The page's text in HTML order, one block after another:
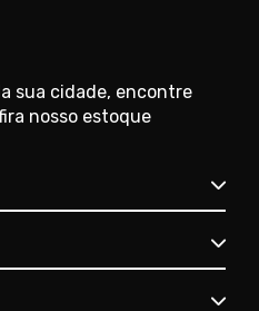
sua cidade, encontre
nosso estoque